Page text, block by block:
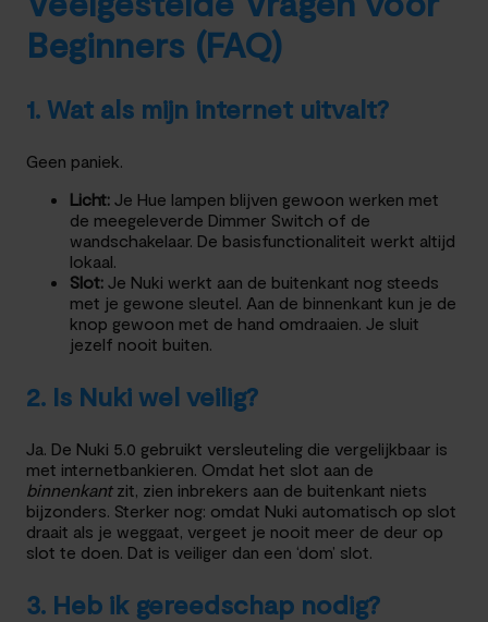
Beginners (FAQ)
1. Wat als mijn internet uitvalt?
Geen paniek.
Licht: Je Hue lampen blijven gewoon werken met
de meegeleverde Dimmer Switch of de
wandschakelaar. De basisfunctionaliteit werkt altijd
lokaal.
Slot: Je Nuki werkt aan de buitenkant nog steeds
met je gewone sleutel. Aan de binnenkant kun je de
knop gewoon met de hand omdraaien. Je sluit
jezelf nooit buiten.
2. Is Nuki wel veilig?
Ja. De Nuki 5.0 gebruikt versleuteling die vergelijkbaar is
met internetbankieren. Omdat het slot aan de
binnenkantzit, zien inbrekers aan de buitenkant niets
bijzonders. Sterker nog: omdat Nuki automatisch op slot
draait als je weggaat, vergeet je nooit meer de deur op
slot te doen. Dat is veiliger dan een ‘dom’ slot.
3. Heb ik gereedschap nodig?